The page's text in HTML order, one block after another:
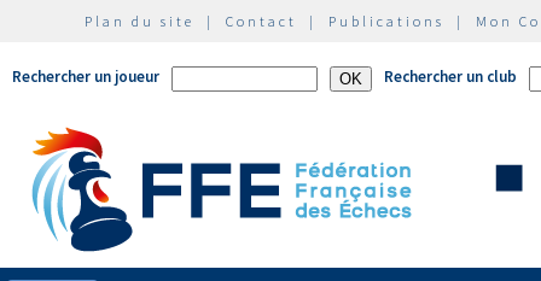
Plan du site | Contact | Publications | Mon
Rechercher un joueur Rechercher un club